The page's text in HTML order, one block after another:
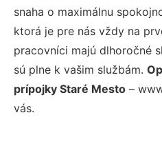
snaha o maximálnu
ktorá je pre nás vždy na
pracovníci majú dlhoročné
sú plne k vašim službám.
prípojky Staré Mesto –
vás.